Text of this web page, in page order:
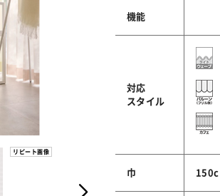
リピート画像
機能
対応
スタイル
巾